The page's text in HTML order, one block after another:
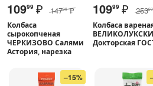
10999 ₽ 14739 ₽
Колбаса
сырокопченая
ЧЕРКИЗОВО Салями
Астория, нарезка
10999 ₽ 25369
Колбаса
Докторская
–15%